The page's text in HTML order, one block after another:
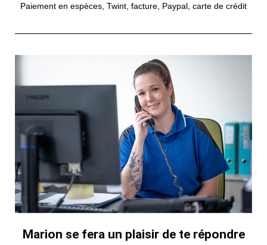
Paiement en espèces, Twint, facture, Paypal, carte de crédit
Marion se fera un plaisir de te répondre